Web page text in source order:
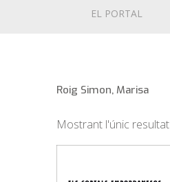
EL PORTAL
Roig Simon, Marisa
Mostrant l'únic resultat